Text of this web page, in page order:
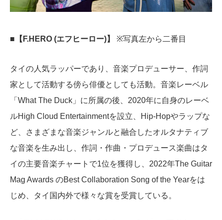
■【F.HERO (エフヒーロー)】 ※写真左から二番目
タイの人気ラッパーであり、音楽プロデューサー、作詞
家として活動する傍ら俳優としても活動。音楽レーベル
「What The Duck」に所属の後、2020年に自身のレーベ
ルHigh Cloud Entertainmentを設立、Hip-Hopやラップな
ど、さまざまな音楽ジャンルと融合したオルタナティブ
な音楽を生み出し、作詞・作曲・プロデュース楽曲はタ
イの主要音楽チャートで1位を獲得し、2022年The Guitar
Mag Awards のBest Collaboration Song of the Yearをは
じめ、タイ国内外で様々な賞を受賞している。